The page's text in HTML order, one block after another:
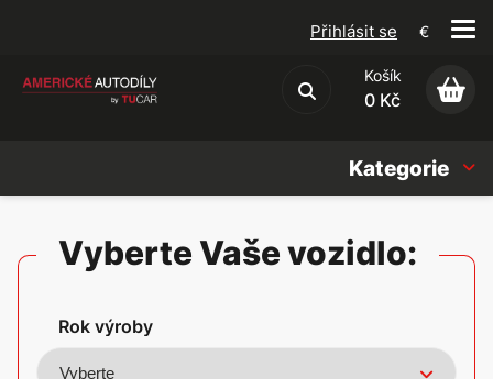
Obchodní podmínky
Přihlásit se €
Košík
0 Kč
Kategorie
Vyberte Vaše vozidlo:
Rok výroby